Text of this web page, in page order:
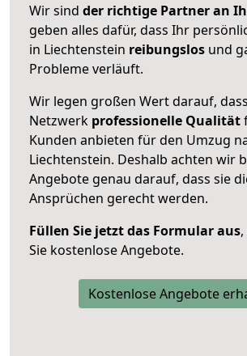
Wir sind der richtige Partner an
geben alles dafür, dass Ihr
in Liechtenstein reibungslos und
Probleme verläuft.
Wir legen großen Wert darauf,
Netzwerk professionelle Qualität
Kunden anbieten für den Umzug
Liechtenstein. Deshalb achten wir
Angebote genau darauf, dass sie
Ansprüchen gerecht werden.
Füllen Sie jetzt das Formular aus
Sie kostenlose Angebote.
Kostenlose Angebote